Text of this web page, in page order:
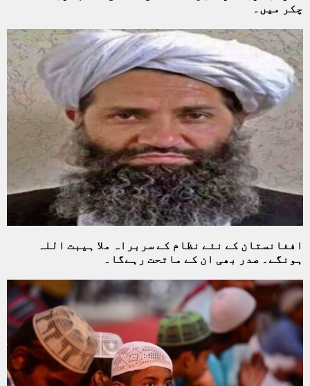
چکر میں۔
افغانستان کے نئے نظام کے سربراہ ملا ہیبت اللہ
ہونگے۔ صدر بھی ان کے ماتحت رہےگا۔